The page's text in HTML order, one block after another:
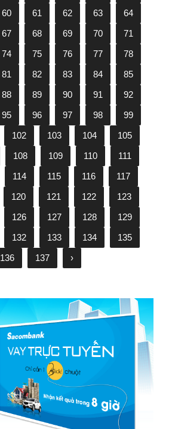
60 61 62 63
64
67 68 69 70
71
74 75 76 77
78
81 82 83 84
85
88 89 90 91
92
95 96 97 98
99
102 103 104
105
108 109 110
111
114 115 116
117
120 121 122
123
126 127 128
129
132 133 134
135
136
137 ›